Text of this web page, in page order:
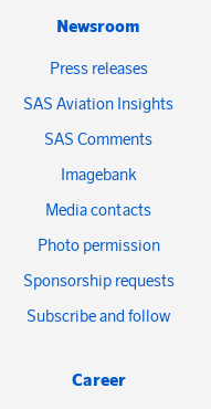
Newsroom
Press releases
SAS Aviation Insights
SAS Comments
Imagebank
Media contacts
Photo permission
Sponsorship requests
Subscribe and follow
Career